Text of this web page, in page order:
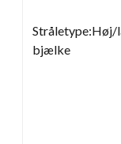
Stråletype:Høj/
bjælke